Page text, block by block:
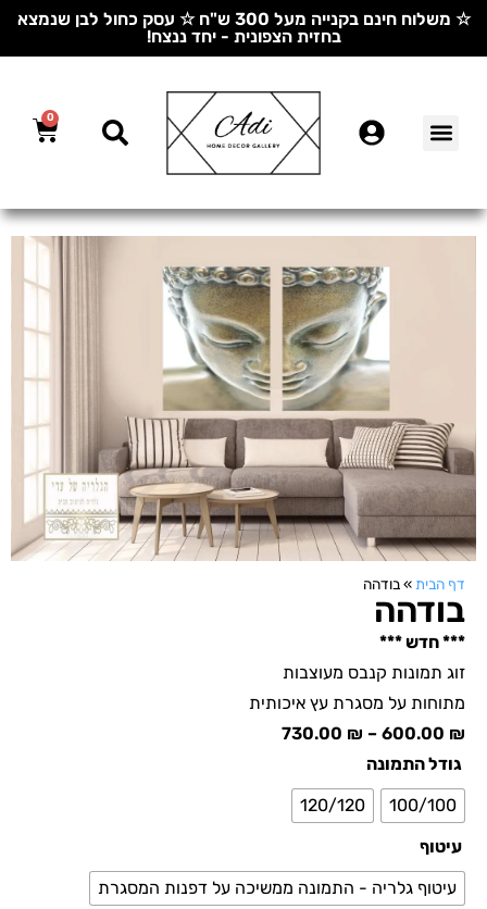
☆ משלוח חינם בקנייה מעל 300 ש"ח ☆ עסק כחול לבן שנמצא
בחזית הצפונית - יחד ננצח!
0
דף הבית »בודהה
בודהה
*** חדש ***
זוג תמונות קנבס מעוצבות
מתוחות על מסגרת עץ איכותית
600.00 ₪
–
730.00 ₪
גודל התמונה
100/100
120/120
עיטוף
עיטוף גלריה - התמונה ממשיכה על דפנות המסגרת